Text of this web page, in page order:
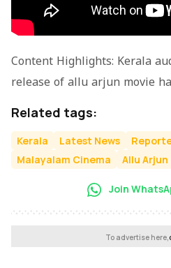
Content Highlights: Kerala
release of allu arjun movie
Related tags:
Kerala Latest News
Malayalam Cinema
Allu Arjun
Join
To advertise here,